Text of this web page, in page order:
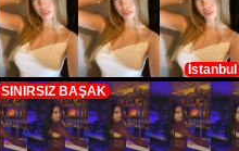
İstanbul
SINIRSIZ BAŞAK